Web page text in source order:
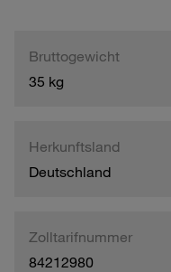
Bruttogewicht
35 kg
Herkunftsland
Deutschland
Zolltarifnummer
84212980